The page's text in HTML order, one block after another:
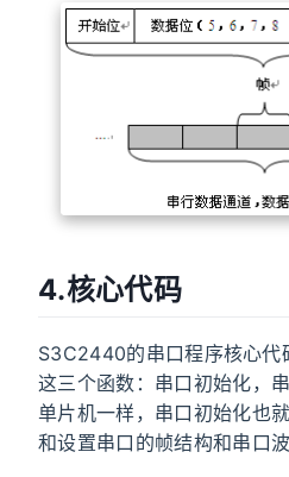
4.核心代码
S3C2440的串口程序核心代
这三个函数：串口初始化，
单片机一样，串口初始化也
和设置串口的帧结构和串口波